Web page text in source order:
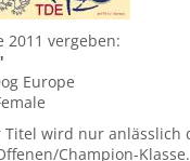
2011 vergeben:
Europe
wird nur anlässlich
Champion-Klasse.